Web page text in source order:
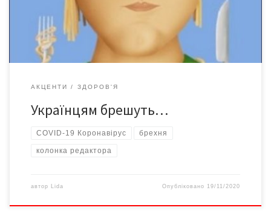
мобільні бригади приїжджають до помешкань хворих українців
брати аналізи на COVID-19. Принаймні […]
АКЦЕНТИ ЗДОРОВ'Я
Українцям брешуть…
COVID-19 Коронавірус брехня
колонка редактора
автор Lida Опубліковано 19/11/2020